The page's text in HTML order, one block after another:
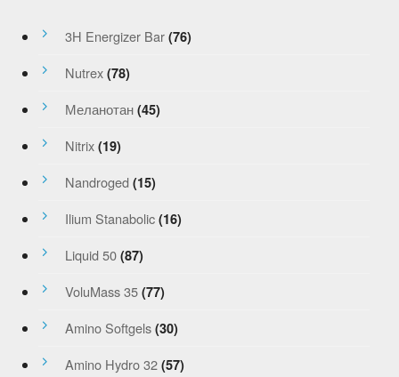
3H Energizer Bar (76)
Nutrex (78)
Меланотан (45)
Nitrix (19)
Nandroged (15)
Ilium Stanabolic (16)
Liquid 50 (87)
VoluMass 35 (77)
Amino Softgels (30)
Amino Hydro 32 (57)